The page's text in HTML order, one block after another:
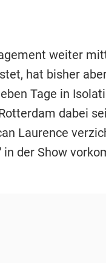
weiter
hat bisher
Tage in
dabei
Laurence
in der Show